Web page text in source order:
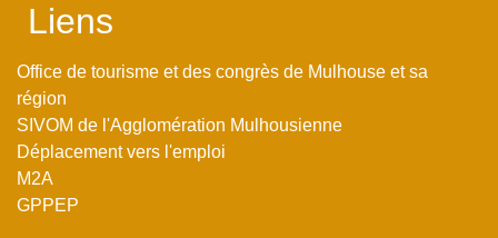
Liens
Office de tourisme et des congrès de Mulhouse et sa
région
SIVOM de l'Agglomération Mulhousienne
Déplacement vers l'emploi
M2A
GPPEP